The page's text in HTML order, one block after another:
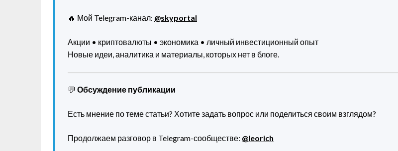
🔥 Мой Telegram-канал: @skyportal
Акции • криптовалюты • экономика • личный инвестиционный опыт
Новые идеи, аналитика и материалы, которых нет в блоге.
💬 Обсуждение публикации
Есть мнение по теме статьи? Хотите задать вопрос или поделиться своим взглядом?
Продолжаем разговор в Telegram-сообществе: @leorich